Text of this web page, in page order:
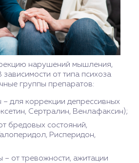
нарушений мышления,
зависимости от типа психоза
группы препаратов:
– для коррекции депрессивных
Сертралин, Венлафаксин);
бредовых состояний,
Рисперидон,
– от тревожности, ажитации